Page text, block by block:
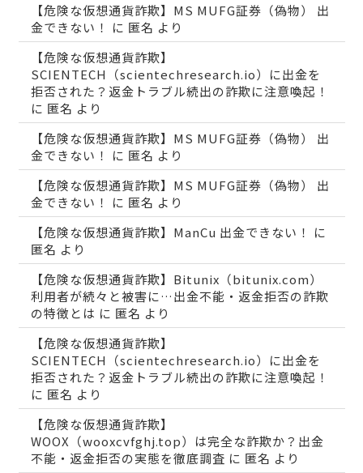
【危険な仮想通貨詐欺】MS MUFG証券（偽物） 出
金できない！
に 匿名 より
【危険な仮想通貨詐欺】
SCIENTECH（scientechresearch.io）に出金を
拒否された？返金トラブル続出の詐欺に注意喚起！
に 匿名 より
【危険な仮想通貨詐欺】MS MUFG証券（偽物） 出
金できない！
に 匿名 より
【危険な仮想通貨詐欺】MS MUFG証券（偽物） 出
金できない！
に 匿名 より
【危険な仮想通貨詐欺】ManCu 出金できない！
に
匿名 より
【危険な仮想通貨詐欺】Bitunix（bitunix.com）
利用者が続々と被害に…出金不能・返金拒否の詐欺
の特徴とは に 匿名 より
【危険な仮想通貨詐欺】
SCIENTECH（scientechresearch.io）に出金を
拒否された？返金トラブル続出の詐欺に注意喚起！
に 匿名 より
【危険な仮想通貨詐欺】
WOOX（wooxcvfghj.top）は完全な詐欺か？出金
不能・返金拒否の実態を徹底調査 に 匿名 より